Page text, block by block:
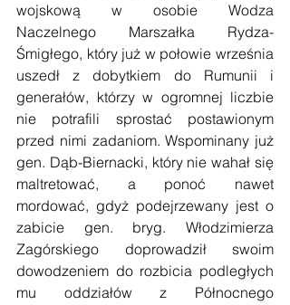
wojskową w osobie Wodza
Naczelnego Marszałka Rydza-
Śmigłego, który już w połowie września
uszedł z dobytkiem do Rumunii i
generałów, którzy w ogromnej liczbie
nie potrafili sprostać postawionym
przed nimi zadaniom. Wspominany już
gen. Dąb-Biernacki, który nie wahał się
maltretować, a ponoć nawet
mordować, gdyż podejrzewany jest o
zabicie gen. bryg. Włodzimierza
Zagórskiego doprowadził swoim
dowodzeniem do rozbicia podległych
mu oddziałów z Północnego